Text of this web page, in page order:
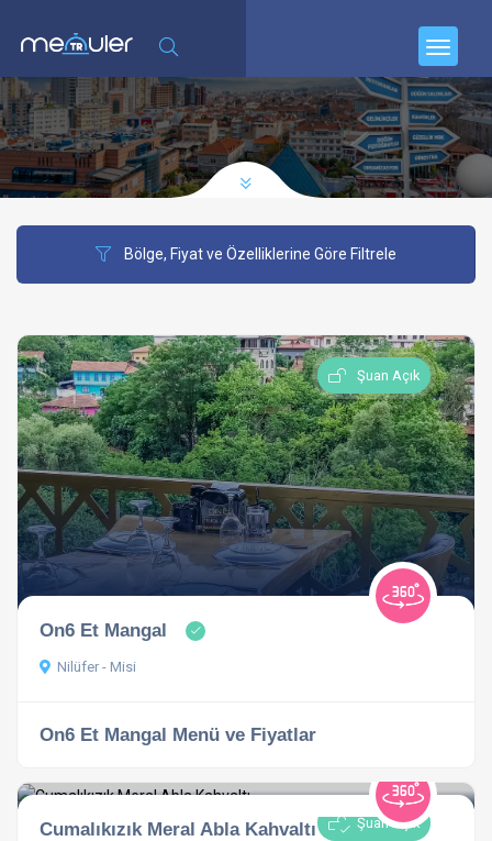
Bölge, Fiyat ve Özelliklerine Göre Filtrele
Şuan Açık
On6 Et Mangal
Nilüfer - Misi
On6 Et Mangal Menü ve Fiyatlar
Şuan Açık
Cumalıkızık Meral Abla Kahvaltı